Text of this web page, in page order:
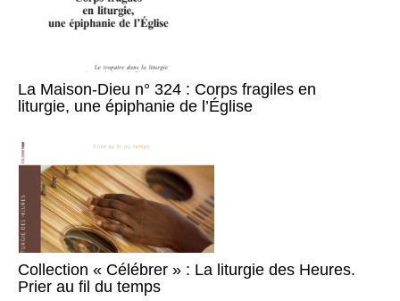
La Maison-Dieu n° 324 : Corps fragiles en
liturgie, une épiphanie de l’Église
Collection « Célébrer » : La liturgie des Heures.
Prier au fil du temps